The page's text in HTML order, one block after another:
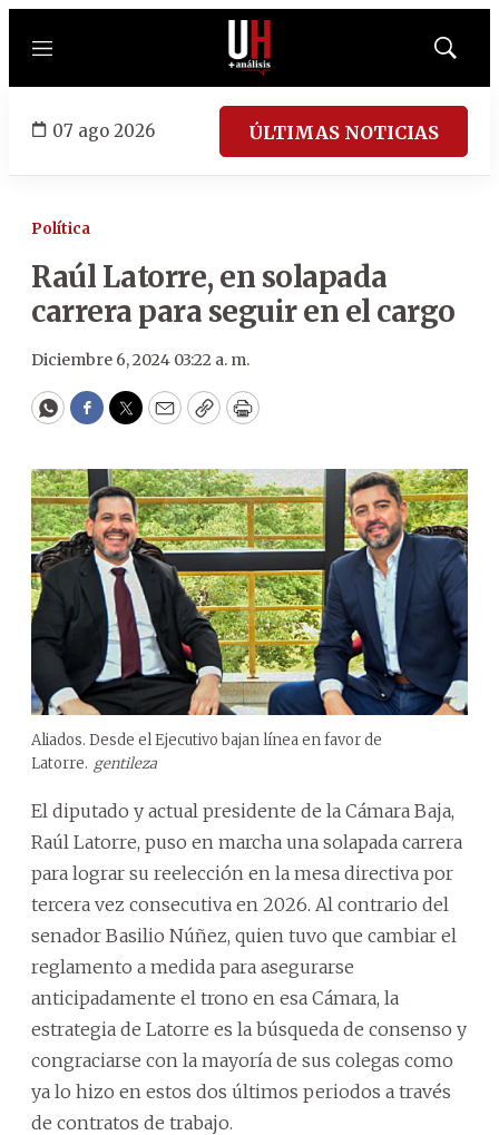
Menú
Mostrar
07 ago 2026 ÚLTIMAS NOTICIAS
Política
Raúl Latorre, en solapada
carrera para seguir en el cargo
Diciembre 6, 2024 03:22 a. m.
WhatsApp
Facebook
Twitter
EmailCopyPrint
Aliados. Desde el Ejecutivo bajan línea en favor de
Latorre. gentileza
El diputado y actual presidente de la Cámara Baja,
Raúl Latorre, puso en marcha una solapada carrera
para lograr su reelección en la mesa directiva por
tercera vez consecutiva en 2026. Al contrario del
senador Basilio Núñez, quien tuvo que cambiar el
reglamento a medida para asegurarse
anticipadamente el trono en esa Cámara, la
estrategia de Latorre es la búsqueda de consenso y
congraciarse con la mayoría de sus colegas como
ya lo hizo en estos dos últimos periodos a través
de contratos de trabajo.